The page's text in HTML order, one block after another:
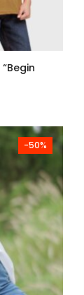
-50%